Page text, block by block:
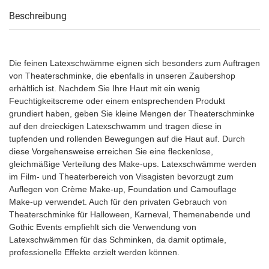
Beschreibung
Die feinen Latexschwämme eignen sich besonders zum Auftragen
von Theaterschminke, die ebenfalls in unseren Zaubershop
erhältlich ist. Nachdem Sie Ihre Haut mit ein wenig
Feuchtigkeitscreme oder einem entsprechenden Produkt
grundiert haben, geben Sie kleine Mengen der Theaterschminke
auf den dreieckigen Latexschwamm und tragen diese in
tupfenden und rollenden Bewegungen auf die Haut auf. Durch
diese Vorgehensweise erreichen Sie eine fleckenlose,
gleichmäßige Verteilung des Make-ups. Latexschwämme werden
im Film- und Theaterbereich von Visagisten bevorzugt zum
Auflegen von Crème Make-up, Foundation und Camouflage
Make-up verwendet. Auch für den privaten Gebrauch von
Theaterschminke für Halloween, Karneval, Themenabende und
Gothic Events empfiehlt sich die Verwendung von
Latexschwämmen für das Schminken, da damit optimale,
professionelle Effekte erzielt werden können.